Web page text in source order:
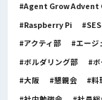
Agent Grow Advent
Raspberry Pi
SES
アクティ部
エージ
ボルダリング部
ボ
大阪
懇親会 料